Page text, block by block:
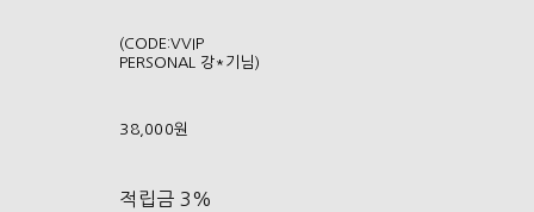
(CODE:VVIP
PERSONAL 강*기님)
38,000원
적립금 3%